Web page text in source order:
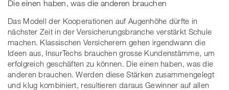
Die einen haben, was die anderen brauchen
Das Modell der Kooperationen auf Augenhöhe dürfte in
nächster Zeit in der Versicherungsbranche verstärkt Schule
machen. Klassischen Versicherern gehen irgendwann die
Ideen aus, InsurTechs brauchen grosse Kundenstämme, um
erfolgreich geschäften zu können. Die einen haben, was die
anderen brauchen. Werden diese Stärken zusammengelegt
und klug kombiniert, resultieren daraus Gewinner auf allen